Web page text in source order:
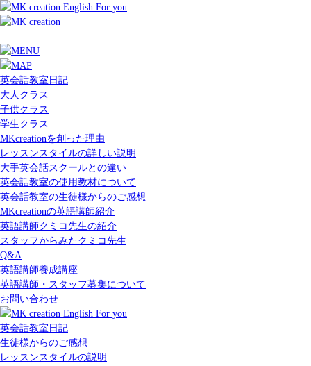
英会話教室日記
大人クラス
子供クラス
学生クラス
MKcreationを創った理由
レッスンスタイルの詳しい説明
大手英会話スクールとの違い
英会話教室の使用教材について
英会話教室の生徒様からのご感想
MKcreationの英語講師紹介
英語講師クミコ先生の紹介
スタッフからみたクミコ先生
Q&A
英語講師養成講座
英語講師・スタッフ募集について
お問い合わせ
英会話教室日記
生徒様からのご感想
レッスンスタイルの説明